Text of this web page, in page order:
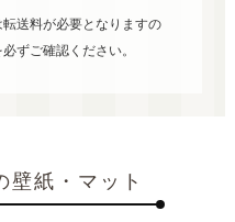
送料が必要となりますの
ずご確認ください。
紙・マット